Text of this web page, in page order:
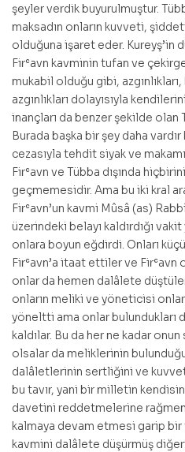
şeyler verdik buyurulmuştur.
maksadın onların kuvveti,
olduğuna işaret eder. Kureyş’in
Firʿavn kavminin tufan ve
mukabil olduğu gibi,
azgınlıkları dolayısıyla
inançları da benzer şekilde olan
Burada başka bir şey daha
cezasıyla tehdit siyak ve
Firʿavn ve Tübba dışında
geçmemesidir. Ama bu iki kral
Firʿavn’un kavmi Mûsâ (as)
üzerindeki belayı kaldırdığı
onlara boyun eğdirdi. Onları
Firʿavn’a itaat ettiler ve Firʿavn
onlar da hemen dalâlete
onların meliki ve yöneticisi
yöneltti ama onlar bulundukları
kaldılar. Bu da her ne kadar
olsalar da meliklerinin
dalâletlerinin sertliğini ve
bu tavır, yani bir milletin
davetini reddetmelerine
kalmaya devam etmesi garip bir
kavmini dalâlete düşürmüş